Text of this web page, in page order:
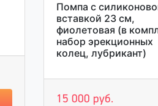
Помпа с
вставкой 23 см,
фиолетовая (в
набор эрекционных
колец, лубрикант)
15 000 руб.